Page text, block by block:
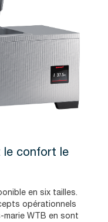
le confort le
en six tailles.
opérationnels
marie WTB en sont